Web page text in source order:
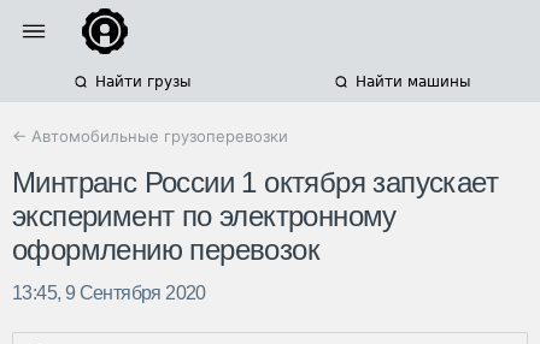
Найти грузы Найти машины
← Автомобильные грузоперевозки
Минтранс России 1 октября запускает
эксперимент по электронному
оформлению перевозок
13:45, 9 Сентября 2020